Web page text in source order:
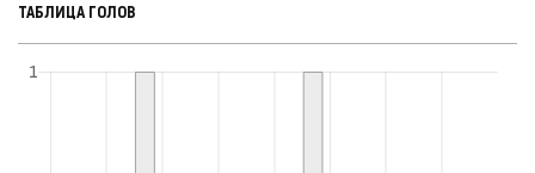
ТАБЛИЦА ГОЛОВ